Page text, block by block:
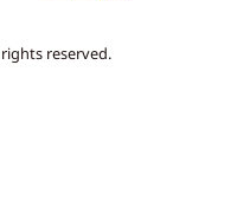
reserved.